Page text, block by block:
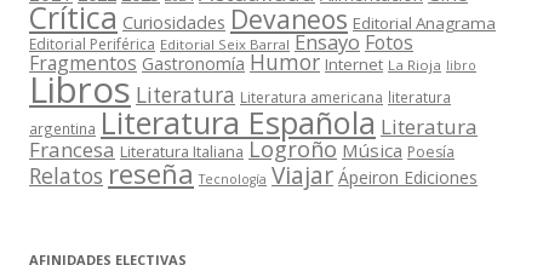
Crítica Curiosidades Devaneos Editorial Anagrama
Editorial Periférica Editorial Seix Barral Ensayo Fotos
Fragmentos Gastronomía Humor Internet La Rioja libro
Libros Literatura Literatura americana literatura
argentina Literatura Española Literatura
Francesa Literatura Italiana Logroño Música Poesía
Relatos reseña Tecnología Viajar Ápeiron Ediciones
AFINIDADES ELECTIVAS